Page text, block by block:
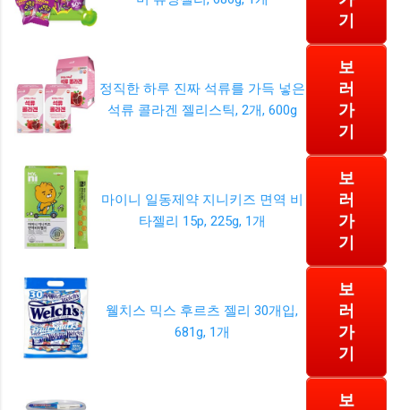
기
정직한 하루 진짜 석류를 가득 넣은
석류 콜라겐 젤리스틱, 2개, 600g
보
러
가
기
마이니 일동제약 지니키즈 면역 비
타젤리 15p, 225g, 1개
보
러
가
기
웰치스 믹스 후르츠 젤리 30개입,
681g, 1개
보
러
가
기
보